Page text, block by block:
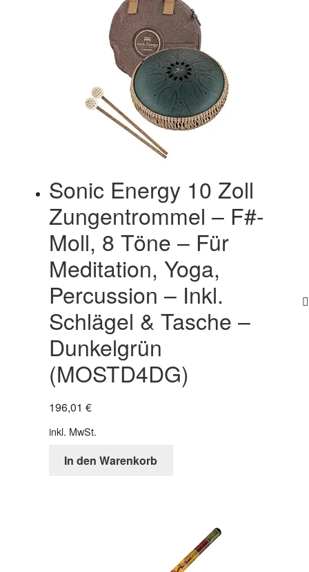
Sonic Energy 10 Zoll
Zungentrommel – F#-
Moll, 8 Töne – Für
Meditation, Yoga,
Percussion – Inkl.
Schlägel & Tasche –
Dunkelgrün
(MOSTD4DG)
196,01 €
inkl. MwSt.
In den Warenkorb